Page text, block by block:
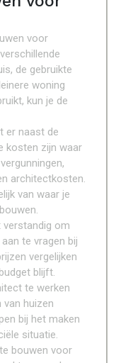
voor
de gebruikte
woning
kun je de
er naast de
kosten zijn waar
architectkosten.
van waar je
verstandig om
te vragen bij
vergelijken
blijft.
te werken
huizen
bij het maken
situatie.
bouwen voor